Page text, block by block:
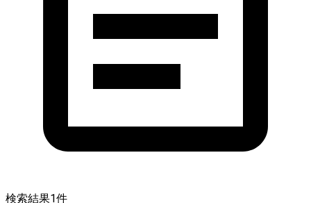
検索結果1件